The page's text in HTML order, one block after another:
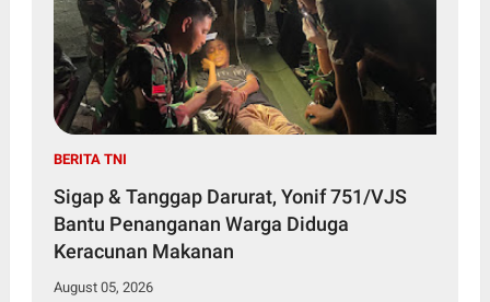
BERITA TNI
Sigap & Tanggap Darurat, Yonif 751/VJS
Bantu Penanganan Warga Diduga
Keracunan Makanan
August 05, 2026